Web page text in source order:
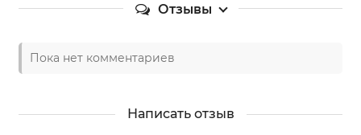
Отзывы
Пока нет комментариев
Написать отзыв